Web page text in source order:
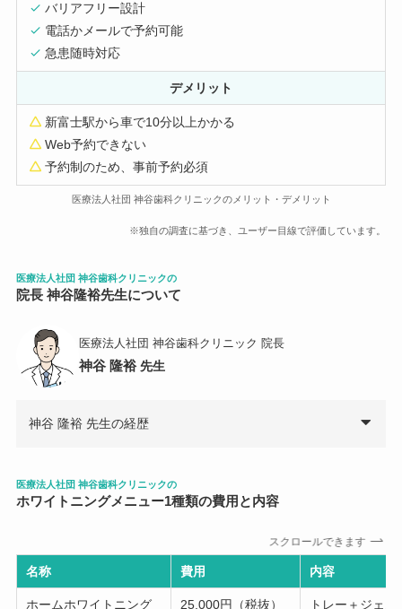
バリアフリー設計
電話かメールで予約可能
急患随時対応
デメリット
新富士駅から車で10分以上かかる
Web予約できない
予約制のため、事前予約必須
医療法人社団 神谷歯科クリニックのメリット・デメリット
※独自の調査に基づき、ユーザー目線で評価しています。
医療法人社団 神谷歯科クリニックの
院長 神谷隆裕先生について
医療法人社団 神谷歯科クリニック 院長
神谷 隆裕先生
神谷 隆裕 先生の経歴
医療法人社団 神谷歯科クリニックの
ホワイトニングメニュー1種類の費用と内容
スクロールできます
名称 費用 内容
ホームホワイトニング 25,000円（税抜） トレー＋ジェ